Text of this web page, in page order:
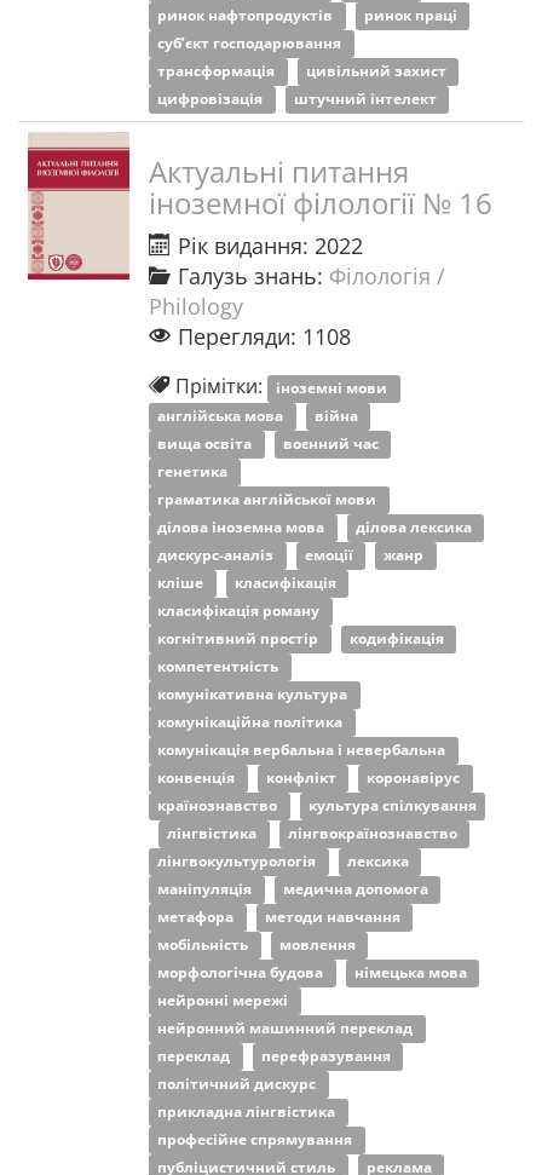
ринок нафтопродуктів
ринок праці
суб’єкт господарювання
трансформація
цивільний захист
цифровізація
штучний інтелект
Актуальні питання
іноземної філології № 16
Рік видання: 2022
Галузь знань: Філологія /
Philology
Перегляди: 1108
Прімітки: іноземні мови
англійська мова
війна
вища освіта
воєнний час
генетика
граматика англійської мови
ділова іноземна мова
ділова лексика
дискурс-аналіз
емоції
жанр
кліше
класифікація
класифікація роману
когнітивний простір
кодифікація
компетентність
комунікативна культура
комунікаційна політика
комунікація вербальна і невербальна
конвенція
конфлікт
коронавірус
країнознавство
культура спілкування
лінгвістика
лінгвокраїнознавство
лінгвокультурологія
лексика
маніпуляція
медична допомога
метафора
методи навчання
мобільність
мовлення
морфологічна будова
німецька мова
нейронні мережі
нейронний машинний переклад
переклад
перефразування
політичний дискурс
прикладна лінгвістика
професійне спрямування
публіцистичний стиль
реклама